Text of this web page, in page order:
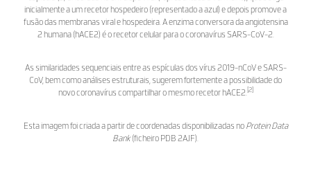
inicialmente a um recetor hospedeiro (representado a azul) e depois promove a
fusão das membranas viral e hospedeira. A enzima conversora da angiotensina
2 humana (hACE2) é o recetor celular para o coronavírus SARS-CoV-2.
As similaridades sequenciais entre as espículas dos vírus 2019-nCoV e SARS-
CoV, bem como análises estruturais, sugerem fortemente a possibilidade do
novo coronavírus compartilhar o mesmo recetor hACE2. [2]
Esta imagem foi criada a partir de coordenadas disponibilizadas no Protein Data
Bank(ficheiro PDB 2AJF).